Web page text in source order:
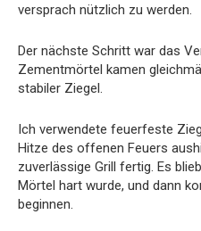
versprach nützlich zu werden.
Der nächste Schritt war das
Zementmörtel kamen
stabiler Ziegel.
Ich verwendete feuerfeste
Hitze des offenen Feuers
zuverlässige Grill fertig. Es
Mörtel hart wurde, und dann
beginnen.